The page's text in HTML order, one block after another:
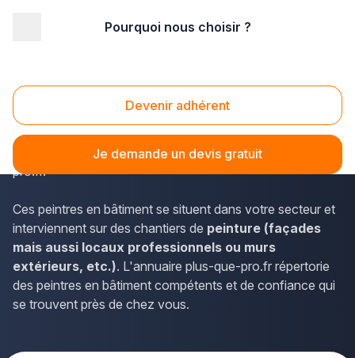
Pourquoi nous choisir ?
Devenir adhérent
Je demande un devis gratuit
Peinture Talant (21240)
Les coordonnées des peintres en bâtiment de la
Bourgogne et de Talant sont disponibles sur plus-que-
pro.fr.
Ces peintres en bâtiment se situent dans votre secteur et
interviennent sur des chantiers de peinture (façades
mais aussi locaux professionnels ou murs
extérieurs, etc.). L'annuaire plus-que-pro.fr répertorie
des peintres en bâtiment compétents et de confiance qui
se trouvent près de chez vous.